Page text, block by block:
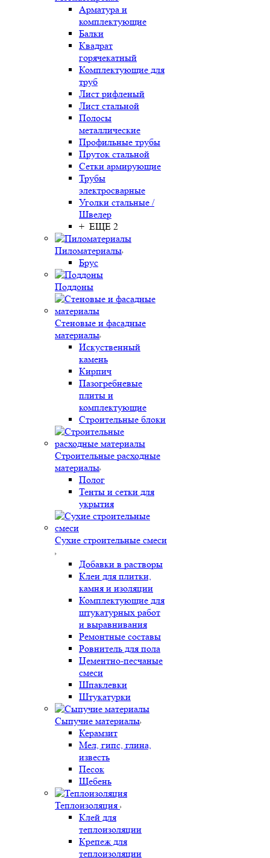
Арматура и
комплектующие
Балки
Квадрат
горячекатный
Комплектующие для
труб
Лист рифленый
Лист стальной
Полосы
металлические
Профильные трубы
Пруток стальной
Сетки армирующие
Трубы
электросварные
Уголки стальные /
Швелер
+ ЕЩЕ 2
Пиломатериалы
Брус
Поддоны
Стеновые и фасадные
материалы
Искуственный
камень
Кирпич
Пазогребневые
плиты и
комплектующие
Строительные блоки
Строительные расходные
материалы
Полог
Тенты и сетки для
укрытия
Сухие строительные смеси
Добавки в растворы
Клеи для плитки,
камня и изоляции
Комплектующие для
штукатурных работ
и выравнивания
Ремонтные составы
Ровнитель для пола
Цементно-песчаные
смеси
Шпаклевки
Штукатурки
Сыпучие материалы
Керамзит
Мел, гипс, глина,
известь
Песок
Щебень
Теплоизоляция
Клей для
теплоизоляции
Крепеж для
теплоизоляции